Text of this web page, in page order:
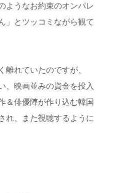
ようなお約束のオンパレ
」とツッコミながら観て
離れていたのですが、
、映画並みの資金を投入
＆俳優陣が作り込む韓国
れ、また視聴するように